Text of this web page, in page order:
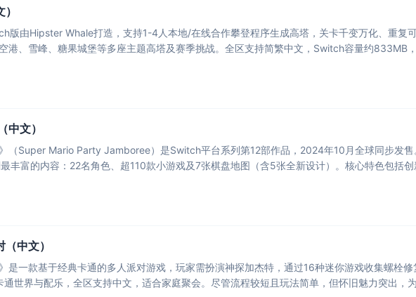
版由Hipster Whale打造，支持1-4人本地/在线合作攀登程序生成高塔，关卡千变万化、重复
港、雪峰、糖果城堡等多座主题高塔及赛季挑战。全区支持简繁中文，Switch容量约833MB
中文）
（Super Mario Party Jamboree）是Switch平台系列第12部作品，2024年10月全球同步发售
丰富的内容：22名角色、超110款小游戏及7张棋盘地图（含5张全新设计）。核心特色包括
中文）
是一款基于经典卡通的多人派对游戏，玩家需扮演神探加杰特，通过16种迷你游戏收集螺栓
世界与配乐，全区支持中文，适合家庭聚会。尽管流程较短且玩法简单，但怀旧魅力突出，